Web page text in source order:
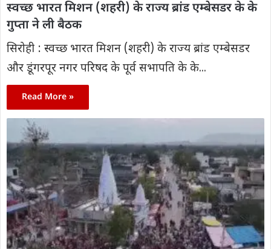
स्वच्छ भारत मिशन (शहरी) के राज्य ब्रांड एम्बेसडर के के
गुप्ता ने ली बैठक
सिरोही : स्वच्छ भारत मिशन (शहरी) के राज्य ब्रांड एम्बेसडर
और डूंगरपूर नगर परिषद के पूर्व सभापति के के...
Read More »